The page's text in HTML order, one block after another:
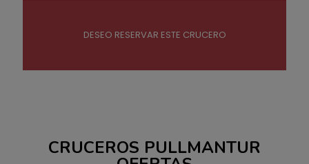
DESEO RESERVAR ESTE CRUCERO
CRUCEROS PULLMANTUR